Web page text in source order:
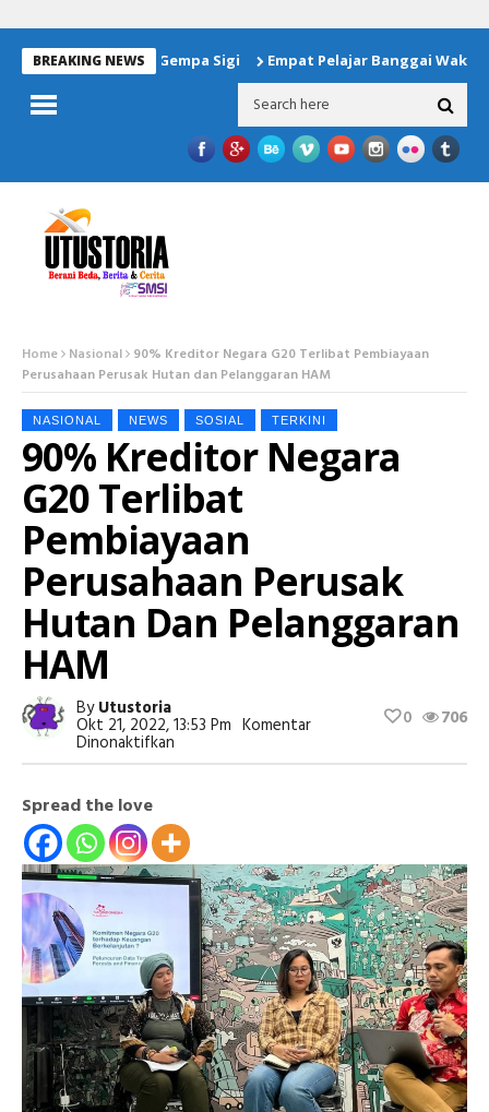
BREAKING NEWS
Untuk Korban Gempa Sigi Empat Pelajar Banggai Wakili
Home Nasional 90% Kreditor Negara G20 Terlibat Pembiayaan
Perusahaan Perusak Hutan dan Pelanggaran HAM
NASIONAL NEWS SOSIAL TERKINI
90% Kreditor Negara
G20 Terlibat
Pembiayaan
Perusahaan Perusak
Hutan Dan Pelanggaran
HAM
ByUtustoria
Okt 21, 2022, 13:53 Pm Komentar
Dinonaktifkan
90%
Terlibat
Pembiayaan
Perusahaan
Perusak
Hutan
Dan
Pelanggaran
HAM
706
0
Spread the love